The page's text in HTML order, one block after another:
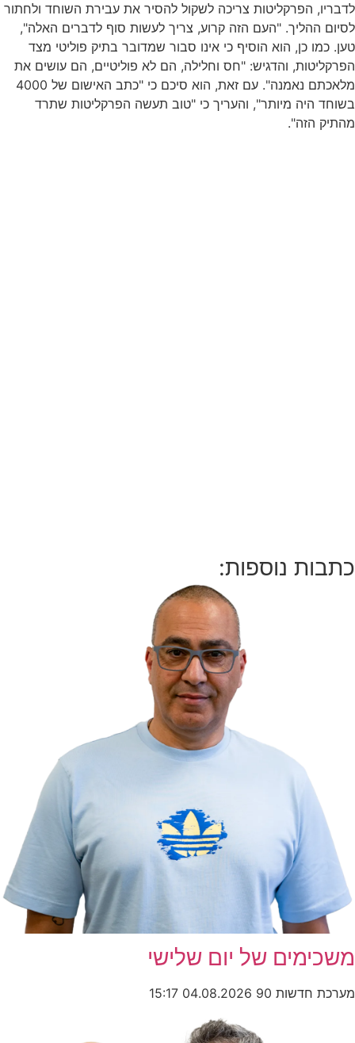
לדבריו, הפרקליטות צריכה לשקול להסיר את עבירת השוחד ולחתור
לסיום ההליך. "העם הזה קרוע, צריך לעשות סוף לדברים האלה",
טען. כמו כן, הוא הוסיף כי אינו סבור שמדובר בתיק פוליטי מצד
הפרקליטות, והדגיש: "חס וחלילה, הם לא פוליטיים, הם עושים את
מלאכתם נאמנה". עם זאת, הוא סיכם כי "כתב האישום של 4000
בשוחד היה מיותר", והעריך כי "טוב תעשה הפרקליטות שתרד
מהתיק הזה".
כתבות נוספות:
משכימים של יום שלישי
מערכת חדשות 90 04.08.2026
15:17